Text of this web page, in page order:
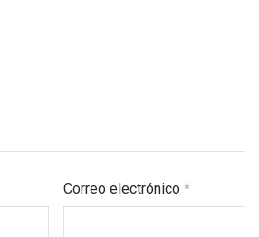
Correo electrónico*